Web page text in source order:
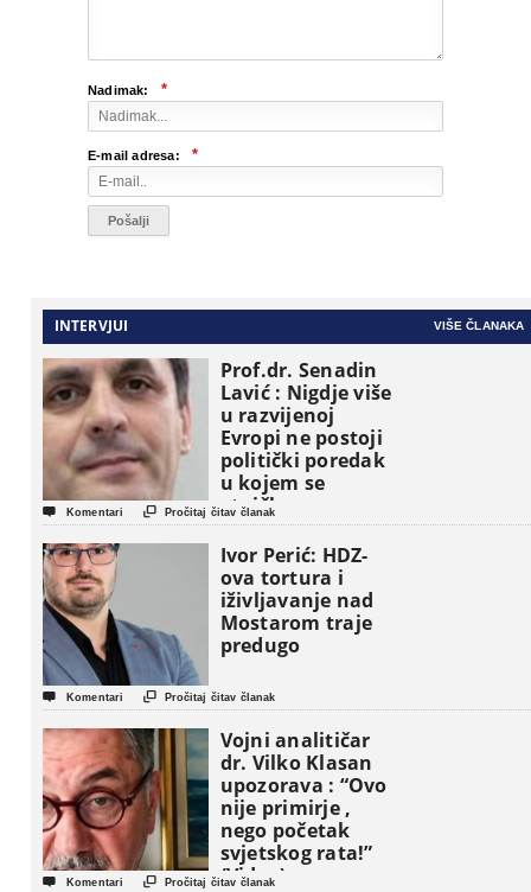
Nadimak: *
E-mail adresa: *
INTERVJUI VIŠE ČLANAKA
Prof.dr. Senadin
Lavić : Nigdje više
u razvijenoj
Evropi ne postoji
politički poredak
u kojem se
etničke grupe
pojavljuju kao
osnovne
političke jedinice
 Komentari  Pročitaj čitav članak
Ivor Perić: HDZ-
ova tortura i
iživljavanje nad
Mostarom traje
predugo
 Komentari  Pročitaj čitav članak
Vojni analitičar
dr. Vilko Klasan
upozorava : “Ovo
nije primirje ,
nego početak
svjetskog rata!”
(Video)
 Komentari  Pročitaj čitav članak